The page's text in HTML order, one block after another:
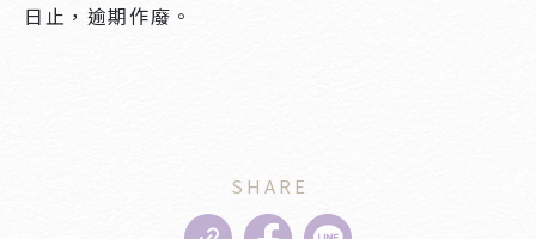
日止，逾期作廢。
SHARE